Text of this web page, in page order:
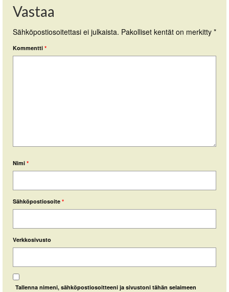
Vastaa
Sähköpostiosoitettasi ei julkaista. Pakolliset kentät on merkitty *
Kommentti *
Nimi *
Sähköpostiosoite *
Verkkosivusto
Tallenna nimeni, sähköpostiosoitteeni ja sivustoni tähän selaimeen